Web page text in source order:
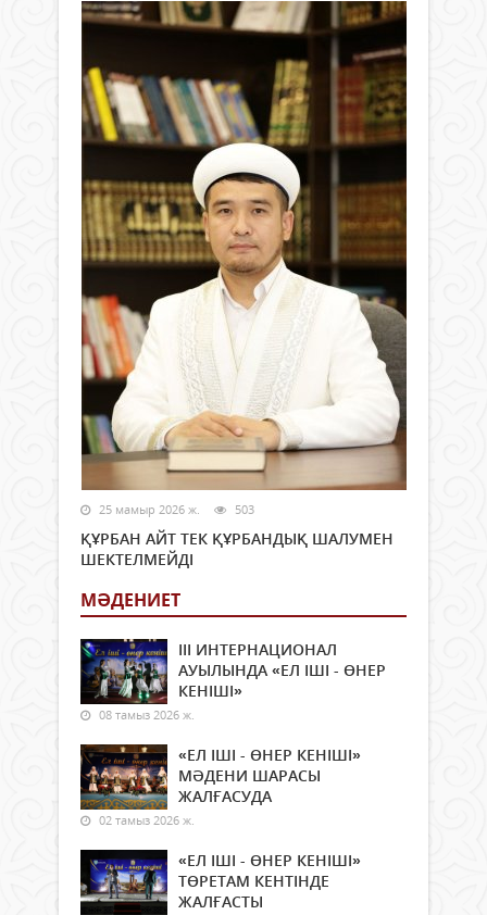
25 мамыр 2026 ж. 503
ҚҰРБАН АЙТ ТЕК ҚҰРБАНДЫҚ ШАЛУМЕН
ШЕКТЕЛМЕЙДІ
МӘДЕНИЕТ
ІІІ ИНТЕРНАЦИОНАЛ
АУЫЛЫНДА «ЕЛ ІШІ - ӨНЕР
КЕНІШІ»
08 тамыз 2026 ж.
«ЕЛ ІШІ - ӨНЕР КЕНІШІ»
МӘДЕНИ ШАРАСЫ
ЖАЛҒАСУДА
02 тамыз 2026 ж.
«ЕЛ ІШІ - ӨНЕР КЕНІШІ»
ТӨРЕТАМ КЕНТІНДЕ
ЖАЛҒАСТЫ